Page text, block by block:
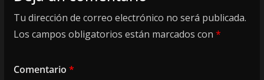
Tu dirección de correo electrónico no será publicada.
Los campos obligatorios están marcados con *
Comentario *